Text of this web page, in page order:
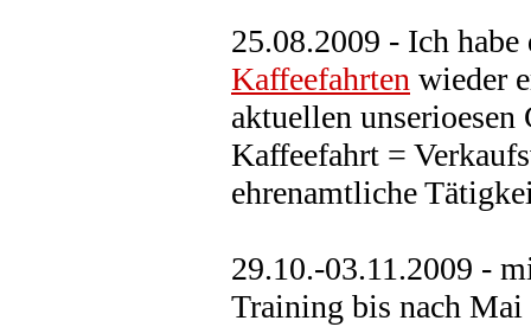
25.08.2009 - Ich
Kaffeefahrten wieder
aktuellen
Kaffeefahrt =
ehrenamtliche
29.10.-03.11.2009 -
Training bis nach Mai